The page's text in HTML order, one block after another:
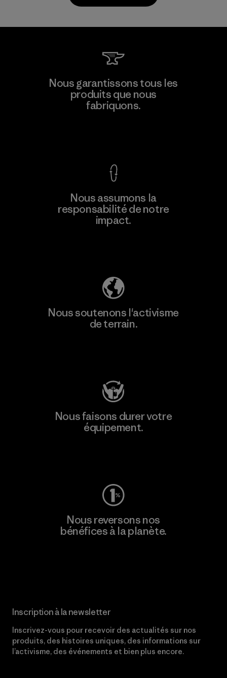
Toray International, Inc.
Material-supplier
Nous garantissons tous les
produits que nous
fabriquons.
Nous assumons la
responsabilité de notre
impact.
Nous soutenons l'activisme
de terrain.
Nous faisons durer votre
équipement.
Nous reversons nos
bénéfices à la planète.
Inscription à la newsletter
Inscrivez-vous pour recevoir des actualités sur nos
produits, des histoires uniques, des informations sur
l’activisme, des événements et bien plus encore.